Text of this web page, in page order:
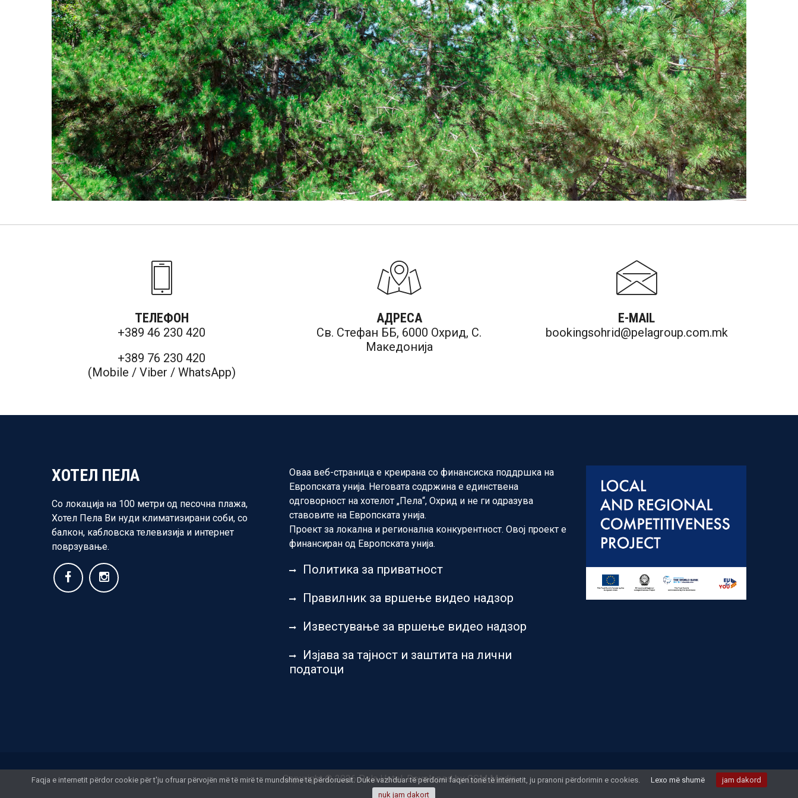
ТЕЛЕФОН
+389 46 230 420
+389 76 230 420
(Mobile / Viber / WhatsApp)
АДРЕСА
Св. Стефан ББ, 6000 Охрид, С.
Македонија
E-MAIL
bookingsohrid@pelagroup.com.mk
ХОТЕЛ ПЕЛА
Со локација на 100 метри од песочна плажа,
Хотел Пела Ви нуди климатизирани соби, со
балкон, кабловска телевизија и интернет
поврзување.
Оваа веб-страница е креирана со финансиска поддршка на
Европската унија. Неговата содржина е единствена
одговорност на хотелот „Пела“, Охрид и не ги одразува
ставовите на Европската унија.
Проект за локална и регионална конкурентност. Овој проект е
финансиран од Европската унија.
Политика за приватност
Правилник за вршење видео надзор
Известување за вршење видео надзор
Изјава за тајност и заштита на лични
податоци
Copyright © 2026 Pela Hotel. Developed byGSM Media
Faqja e internetit përdor cookie për t'ju ofruar përvojën më të mirë të mundshme të përdoruesit. Duke vazhduar të përdorni faqen tonë të internetit, ju pranoni përdorimin e cookies. Lexo më shumë
jam dakord
nuk jam dakort